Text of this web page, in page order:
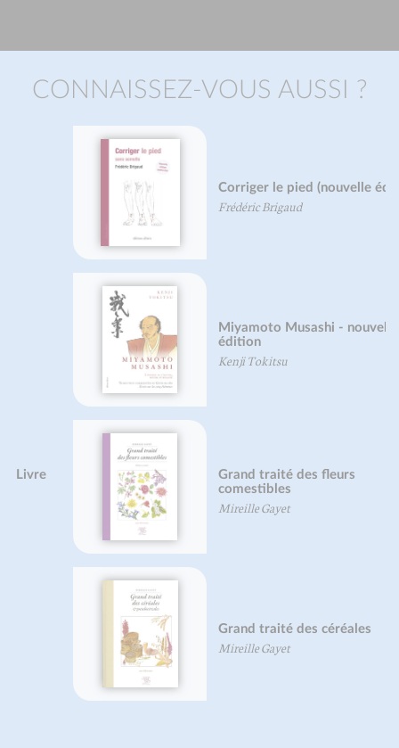
CONNAISSEZ-VOUS AUSSI ?
Corriger le pied (nouvelle édition)
Frédéric Brigaud
Miyamoto Musashi - nouvelle
édition
Kenji Tokitsu
Grand traité des fleurs
comestibles
Mireille Gayet
Grand traité des céréales
Mireille Gayet